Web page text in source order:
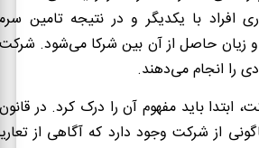
افراد با یکدیگر و در نتیجه تامین
زیان حاصل از آن بین شرکا می‌شود.
را انجام می‌دهند.
ابتدا باید مفهوم آن را درک کرد. در
از شرکت وجود دارد که آگاهی از